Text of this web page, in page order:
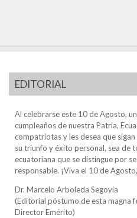
EDITORIAL
Al celebrarse este 10 de Agosto,
cumpleaños de nuestra Patria,
compatriotas y les desea que
su triunfo y éxito personal, sea de
ecuatoriana que se distingue por
responsable. ¡Viva el 10 de
Dr. Marcelo Arboleda Segovia
(Editorial póstumo de esta magna
Director Emérito)